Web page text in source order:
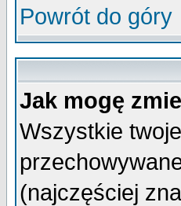
Powrót do góry
Jak mogę
Wszystkie
(najczęściej